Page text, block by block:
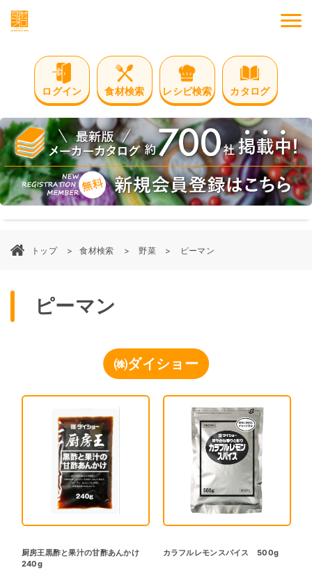
ログイン 食材検索 レシピ検索 カタログ
トップ 食材検索 野菜 ピーマン
ピーマン
㈱ダイショー
厨房王黒酢と果汁の甘酢あんかけ
240g
カラフルレモンスパイス 500g